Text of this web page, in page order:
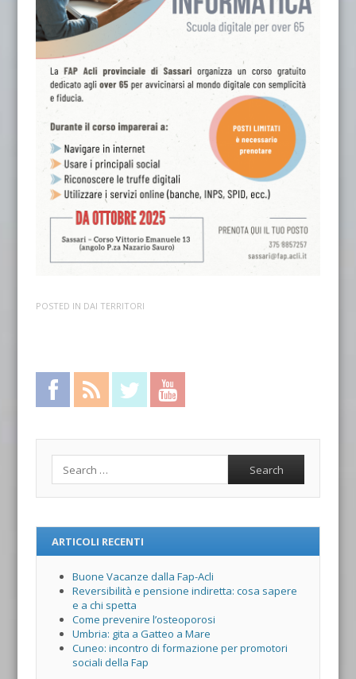
POSTED IN DAI TERRITORI
Facebook RSS Feed Twitter
ARTICOLI RECENTI
Buone Vacanze dalla Fap-Acli
Reversibilità e pensione indiretta: cosa sapere
e a chi spetta
Come prevenire l’osteoporosi
Umbria: gita a Gatteo a Mare
Cuneo: incontro di formazione per promotori
sociali della Fap